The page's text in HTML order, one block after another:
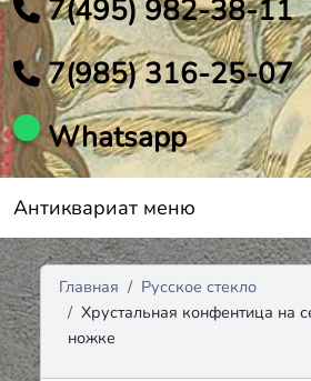
7(495) 982-38-11
7(985) 316-25-07
Whatsapp
Антиквариат меню
Главная
Русское стекло
Хрустальная конфентица на
ножке